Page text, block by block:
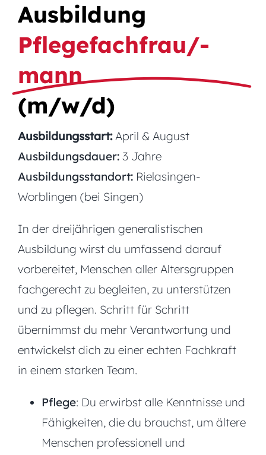
Ausbildung
Pflegefachfrau/-
mann
(m/w/d)
Ausbildungsstart:April & August
Ausbildungsdauer:3 Jahre
Ausbildungsstandort:Rielasingen-
Worblingen (bei Singen)
In der dreijährigen generalistischen
Ausbildung wirst du umfassend darauf
vorbereitet, Menschen aller Altersgruppen
fachgerecht zu begleiten, zu unterstützen
und zu pflegen. Schritt für Schritt
übernimmst du mehr Verantwortung und
entwickelst dich zu einer echten Fachkraft
in einem starken Team.
Pflege: Du erwirbst alle Kenntnisse und
Fähigkeiten, die du brauchst, um ältere
Menschen professionell und